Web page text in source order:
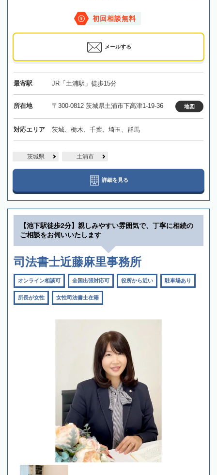
初回相談無料
メールする
最寄駅 JR「土浦駅」徒歩15分
所在地 〒300-0812 茨城県土浦市下高津1-19-36 地図
対応エリア 茨城、栃木、千葉、埼玉、群馬
茨城県 土浦市
詳細を見る
【池下駅徒歩2分】親しみやすい雰囲気で、丁寧に相続の
ご相談をお伺いいたします
司法書士近藤麻里事務所
オンライン相談可 全国出張対応可 役所から近い 駐車場あり
所長が女性 女性司法書士在籍